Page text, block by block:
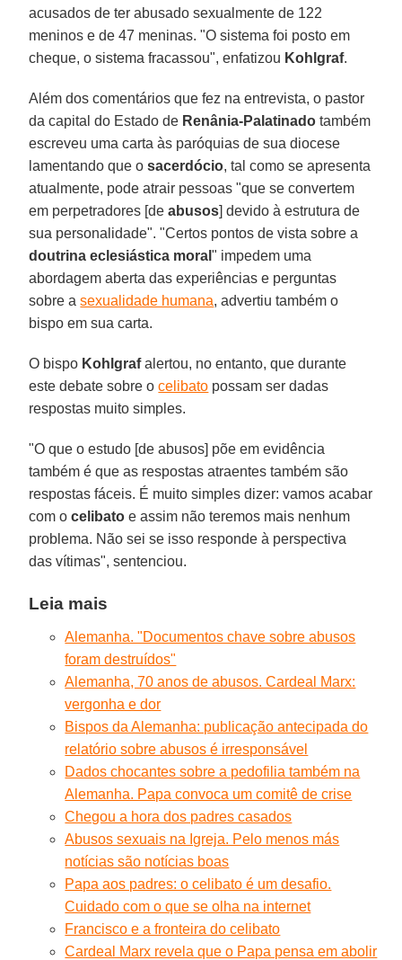
acusados de ter abusado sexualmente de 122
meninos e de 47 meninas. "O sistema foi posto em
cheque, o sistema fracassou", enfatizou Kohlgraf.
Além dos comentários que fez na entrevista, o pastor
da capital do Estado de Renânia-Palatinado também
escreveu uma carta às paróquias de sua diocese
lamentando que osacerdócio, tal como se apresenta
atualmente, pode atrair pessoas "que se convertem
em perpetradores [deabusos] devido à estrutura de
sua personalidade". "Certos pontos de vista sobre a
doutrina eclesiástica moral" impedem uma
abordagem aberta das experiências e perguntas
sobre asexualidade humana, advertiu também o
bispo em sua carta.
O bispo Kohlgrafalertou, no entanto, que durante
este debate sobre ocelibato possam ser dadas
respostas muito simples.
"O que o estudo [de abusos] põe em evidência
também é que as respostas atraentes também são
respostas fáceis. É muito simples dizer: vamos acabar
com ocelibato e assim não teremos mais nenhum
problema. Não sei se isso responde à perspectiva
das vítimas", sentenciou.
Leia mais
Alemanha. "Documentos chave sobre abusos
foram destruídos"
Alemanha, 70 anos de abusos. Cardeal Marx:
vergonha e dor
Bispos da Alemanha: publicação antecipada do
relatório sobre abusos é irresponsável
Dados chocantes sobre a pedofilia também na
Alemanha. Papa convoca um comitê de crise
Chegou a hora dos padres casados
Abusos sexuais na Igreja. Pelo menos más
notícias são notícias boas
Papa aos padres: o celibato é um desafio.
Cuidado com o que se olha na internet
Francisco e a fronteira do celibato
Cardeal Marx revela que o Papa pensa em abolir